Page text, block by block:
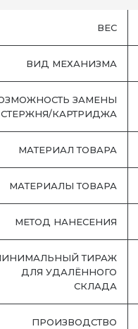
ВЕС
ВИД МЕХАНИЗМА
ЗАМЕНЫ
СТЕРЖНЯ/КАРТРИДЖА
МАТЕРИАЛ ТОВАРА
МАТЕРИАЛЫ ТОВАРА
МЕТОД НАНЕСЕНИЯ
ТИРАЖ
ДЛЯ УДАЛЁННОГО
СКЛАДА
ПРОИЗВОДСТВО